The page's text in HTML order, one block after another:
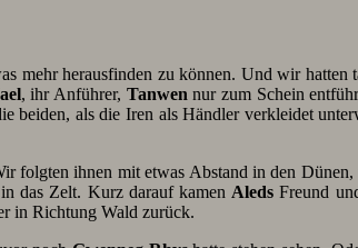
mehr herausfinden zu können. Und wir
, ihr Anführer, Tanwen nur zum Schein
als die Iren als Händler verkleidet
folgten ihnen mit etwas Abstand in den
das Zelt. Kurz darauf kamen Aleds Freund
in Richtung Wald zurück.